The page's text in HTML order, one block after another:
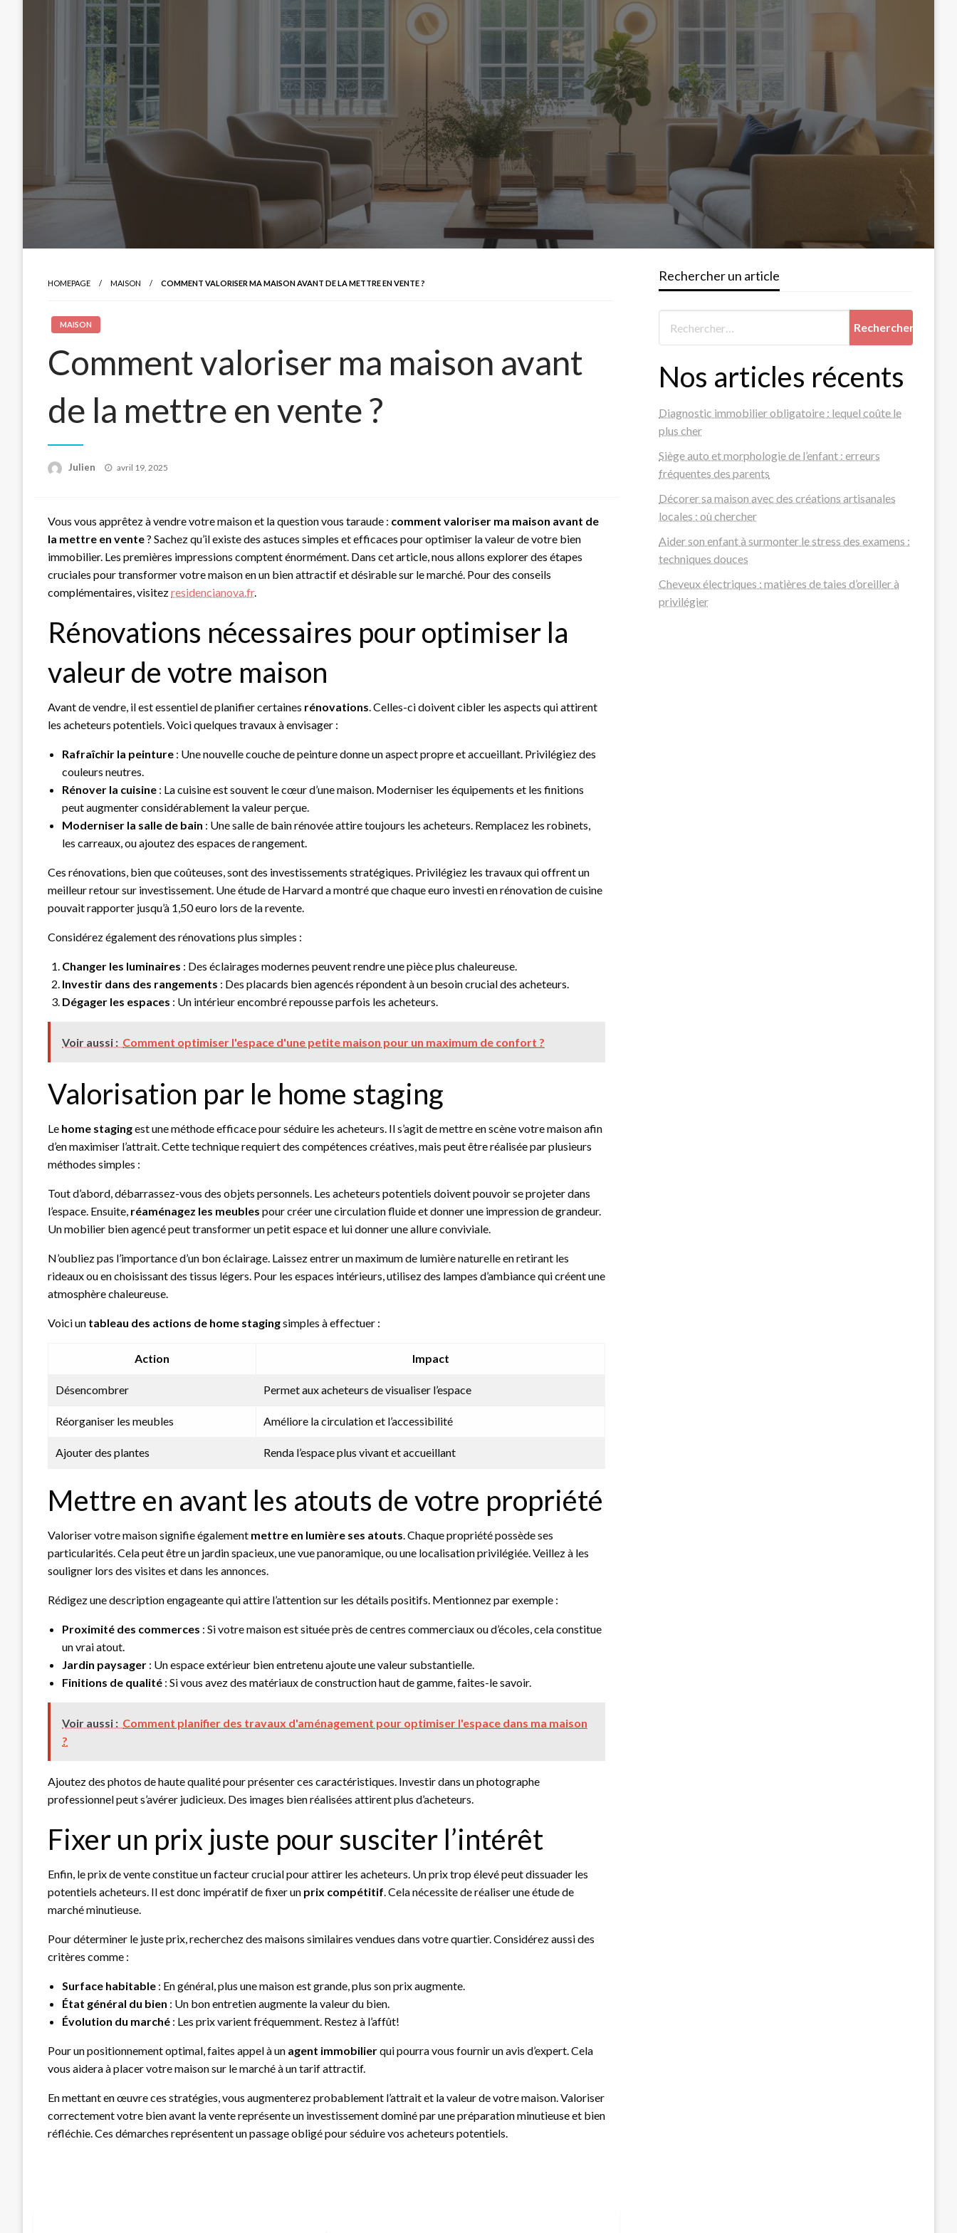
HOMEPAGE MAISON COMMENT VALORISER MA MAISON AVANT DE LA METTRE EN VENTE ?
MAISON
Comment valoriser ma maison avant
de la mettre en vente ?
Julien
Posted
avril 19, 2025
Vous vous apprêtez à vendre votre maison et la question vous taraude : comment valoriser ma maison avant de
la mettre en vente? Sachez qu’il existe des astuces simples et efficaces pour optimiser la valeur de votre bien
immobilier. Les premières impressions comptent énormément. Dans cet article, nous allons explorer des étapes
cruciales pour transformer votre maison en un bien attractif et désirable sur le marché. Pour des conseils
complémentaires, visitezresidencianova.fr.
Rénovations nécessaires pour optimiser la
valeur de votre maison
Avant de vendre, il est essentiel de planifier certaines rénovations. Celles-ci doivent cibler les aspects qui attirent
les acheteurs potentiels. Voici quelques travaux à envisager :
Rafraîchir la peinture : Une nouvelle couche de peinture donne un aspect propre et accueillant. Privilégiez des
couleurs neutres.
Rénover la cuisine : La cuisine est souvent le cœur d’une maison. Moderniser les équipements et les finitions
peut augmenter considérablement la valeur perçue.
Moderniser la salle de bain : Une salle de bain rénovée attire toujours les acheteurs. Remplacez les robinets,
les carreaux, ou ajoutez des espaces de rangement.
Ces rénovations, bien que coûteuses, sont des investissements stratégiques. Privilégiez les travaux qui offrent un
meilleur retour sur investissement. Une étude de Harvard a montré que chaque euro investi en rénovation de cuisine
pouvait rapporter jusqu’à 1,50 euro lors de la revente.
Considérez également des rénovations plus simples :
Changer les luminaires : Des éclairages modernes peuvent rendre une pièce plus chaleureuse.
Investir dans des rangements : Des placards bien agencés répondent à un besoin crucial des acheteurs.
Dégager les espaces : Un intérieur encombré repousse parfois les acheteurs.
Voir aussi : Comment optimiser l'espace d'une petite maison pour un maximum de confort ?
Valorisation par le home staging
Le home stagingest une méthode efficace pour séduire les acheteurs. Il s’agit de mettre en scène votre maison afin
d’en maximiser l’attrait. Cette technique requiert des compétences créatives, mais peut être réalisée par plusieurs
méthodes simples :
Tout d’abord, débarrassez-vous des objets personnels. Les acheteurs potentiels doivent pouvoir se projeter dans
l’espace. Ensuite, réaménagez les meubles pour créer une circulation fluide et donner une impression de grandeur.
Un mobilier bien agencé peut transformer un petit espace et lui donner une allure conviviale.
N’oubliez pas l’importance d’un bon éclairage. Laissez entrer un maximum de lumière naturelle en retirant les
rideaux ou en choisissant des tissus légers. Pour les espaces intérieurs, utilisez des lampes d’ambiance qui créent une
atmosphère chaleureuse.
Voici un tableau des actions de home stagingsimples à effectuer :
Action Impact
Désencombrer Permet aux acheteurs de visualiser l’espace
Réorganiser les meubles Améliore la circulation et l’accessibilité
Ajouter des plantes Renda l’espace plus vivant et accueillant
Mettre en avant les atouts de votre propriété
Valoriser votre maison signifie également mettre en lumière ses atouts. Chaque propriété possède ses
particularités. Cela peut être un jardin spacieux, une vue panoramique, ou une localisation privilégiée. Veillez à les
souligner lors des visites et dans les annonces.
Rédigez une description engageante qui attire l’attention sur les détails positifs. Mentionnez par exemple :
Proximité des commerces : Si votre maison est située près de centres commerciaux ou d’écoles, cela constitue
un vrai atout.
Jardin paysager : Un espace extérieur bien entretenu ajoute une valeur substantielle.
Finitions de qualité : Si vous avez des matériaux de construction haut de gamme, faites-le savoir.
Voir aussi : Comment planifier des travaux d'aménagement pour optimiser l'espace dans ma maison
?
Ajoutez des photos de haute qualité pour présenter ces caractéristiques. Investir dans un photographe
professionnel peut s’avérer judicieux. Des images bien réalisées attirent plus d’acheteurs.
Fixer un prix juste pour susciter l’intérêt
Enfin, le prix de vente constitue un facteur crucial pour attirer les acheteurs. Un prix trop élevé peut dissuader les
potentiels acheteurs. Il est donc impératif de fixer un prix compétitif. Cela nécessite de réaliser une étude de
marché minutieuse.
Pour déterminer le juste prix, recherchez des maisons similaires vendues dans votre quartier. Considérez aussi des
critères comme :
Surface habitable : En général, plus une maison est grande, plus son prix augmente.
État général du bien : Un bon entretien augmente la valeur du bien.
Évolution du marché : Les prix varient fréquemment. Restez à l’affût!
Pour un positionnement optimal, faites appel à un agent immobilierqui pourra vous fournir un avis d’expert. Cela
vous aidera à placer votre maison sur le marché à un tarif attractif.
En mettant en œuvre ces stratégies, vous augmenterez probablement l’attrait et la valeur de votre maison. Valoriser
correctement votre bien avant la vente représente un investissement dominé par une préparation minutieuse et bien
réfléchie. Ces démarches représentent un passage obligé pour séduire vos acheteurs potentiels.
Rechercher un article
Nos articles récents
Diagnostic immobilier obligatoire : lequel coûte le
plus cher
Siège auto et morphologie de l’enfant : erreurs
fréquentes des parents
Décorer sa maison avec des créations artisanales
locales : où chercher
Aider son enfant à surmonter le stress des examens :
techniques douces
Cheveux électriques : matières de taies d’oreiller à
privilégier